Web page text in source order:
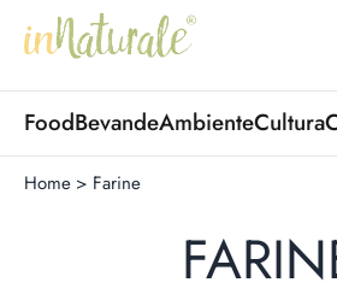
FoodBevandeAmbienteCultura
Home > Farine